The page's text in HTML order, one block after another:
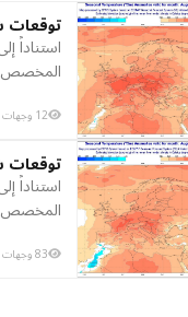
توقعات
استناداً
المخصص لشهر آب 2026،
12 وجهات النظر
توقعات
استناداً
المخصص لشهر تموز 2026،
83 وجهات النظر